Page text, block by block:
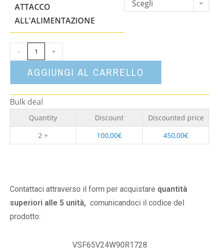
ATTACCO
ALL'ALIMENTAZIONE
Scegli
- +
AGGIUNGI AL CARRELLO
Bulk deal
Quantity Discount
Discounted price
2 +
100,00€ 450,00€
Contattaci attraverso il form per acquistare quantità
superiori alle 5 unità, comunicandoci il codice del
prodotto:
VSF65V24W90R1728